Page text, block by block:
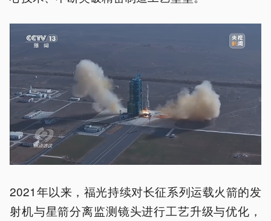
2021年以来，福光持续对长征系列运载火箭的发
射机与星箭分离监测镜头进行工艺升级与优化，